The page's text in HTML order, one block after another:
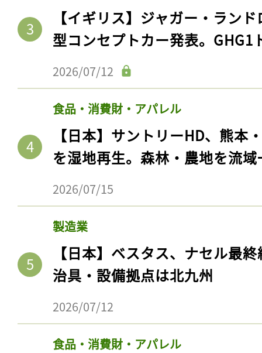
【イギリス】ジャガー・ラン
型コンセプトカー発表。GHG1
2026/07/12
食品・消費財・アパレル
【日本】サントリーHD、熊本
を湿地再生。森林・農地を流
2026/07/15
製造業
【日本】ベスタス、ナセル最
治具・設備拠点は北九州
2026/07/12
食品・消費財・アパレル